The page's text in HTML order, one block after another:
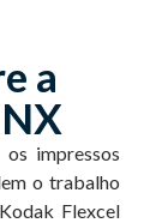
a
impressos
o trabalho
Flexcel